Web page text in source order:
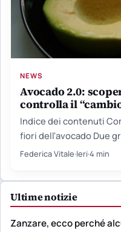
NEWS
Avocado 2.0:
controlla il
Indice dei contenuti
fiori dell'avocado Due
orologi biologici Il limite…
Federica Vitale·Ieri·4 min
Ultime notizie
Zanzare, ecco perché